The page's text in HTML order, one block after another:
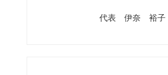
代表 伊奈 裕子